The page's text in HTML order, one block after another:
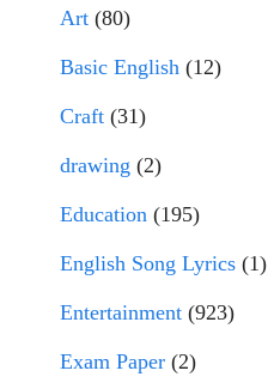
Art (80)
Basic English (12)
Craft (31)
drawing (2)
Education (195)
English Song Lyrics (1)
Entertainment (923)
Exam Paper (2)